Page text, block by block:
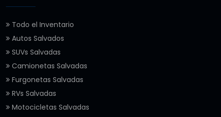
Todo el Inventario
Autos Salvados
SUVs Salvadas
Camionetas Salvadas
Furgonetas Salvadas
RVs Salvadas
Motocicletas Salvadas